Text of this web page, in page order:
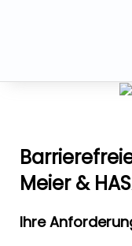
Meier &
Ihre